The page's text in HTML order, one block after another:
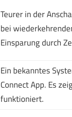
Teurer in der
bei
Einsparung durch
Ein bekanntes
Connect App. Es
funktioniert.